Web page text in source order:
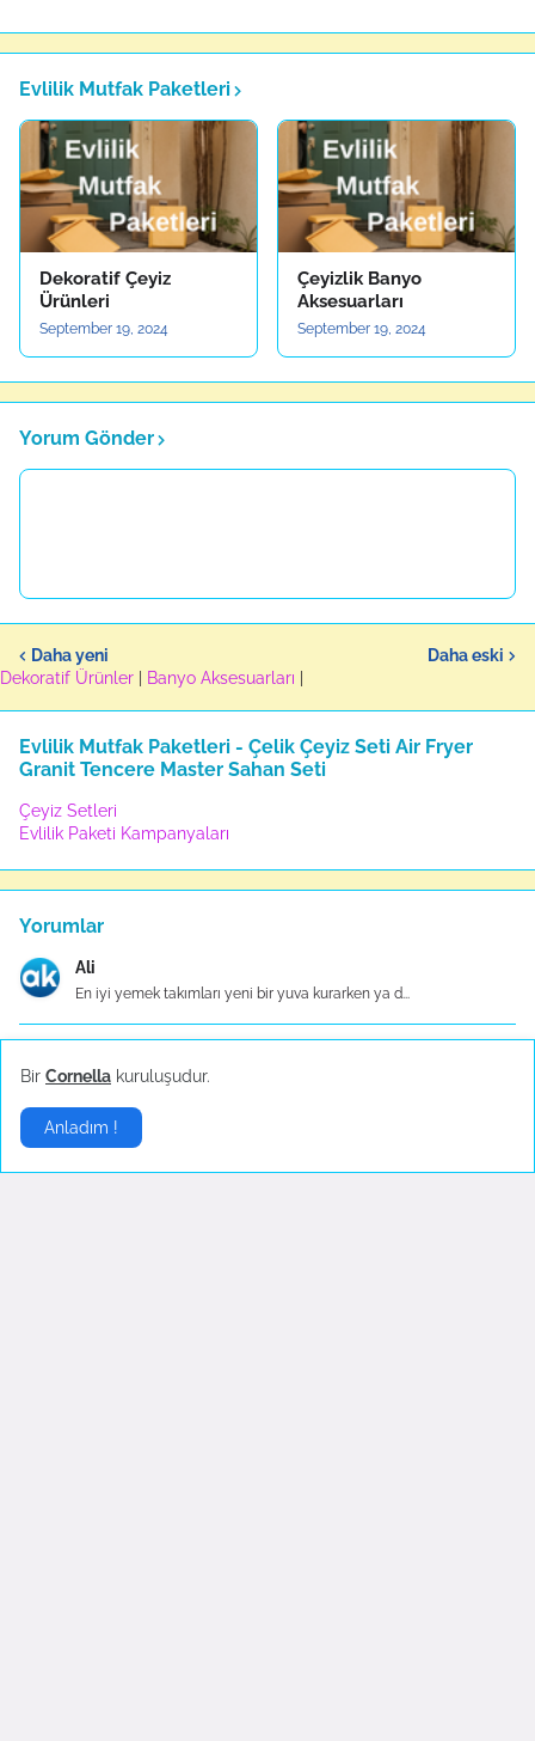
Evlilik Mutfak Paketleri
Dekoratif Çeyiz
Ürünleri
September 19, 2024
Çeyizlik Banyo
Aksesuarları
September 19, 2024
Yorum Gönder
Daha yeni
Daha eski
Dekoratif Ürünler
Banyo Aksesuarları
Evlilik Mutfak Paketleri - Çelik Çeyiz Seti Air Fryer
Granit Tencere Master Sahan Seti
Çeyiz Setleri
Evlilik Paketi Kampanyaları
Yorumlar
Ali
En iyi yemek takımları yeni bir yuva kurarken ya d...
Taç Evlilik Paketi, çiftlere hayallerindeki düğünü...
Düdüklü özelliği sayesinde pişirme sürelerini kısa...
Bir Cornella kuruluşudur.
Anladım !